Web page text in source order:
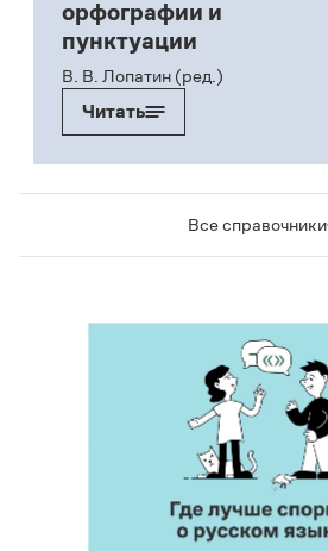
орфографии и
пунктуации
В. В. Лопатин (ред.)
Читать
Все справочники